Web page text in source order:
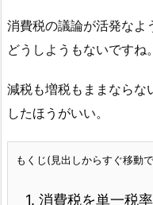
消費税の議論が活発なよ
どうしようもないですね。
減税も増税もままならな
したほうがいい。
もくじ(見出しからすぐ移動
1. 消費税を単一税